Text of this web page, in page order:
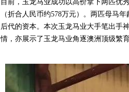
目前，玉龙马业成功以高价拿下两匹优
（折合人民币约578万元）。两匹母马
后代的资本。本次玉龙马业大手笔出手
情，亦展示了玉龙马业角逐澳洲顶级繁